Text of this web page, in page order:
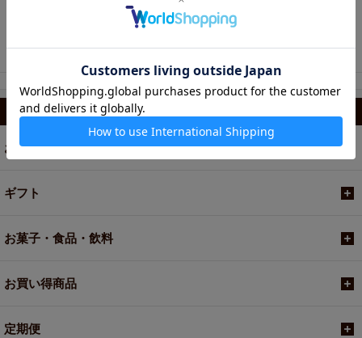
カテゴリから選ぶ
お茶
ギフト
お菓子・食品・飲料
お買い得商品
定期便